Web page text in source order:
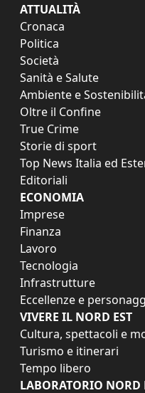
ATTUALITÀ
Cronaca
Politica
Società
Sanità e Salute
Ambiente e
Oltre il Confine
True Crime
Storie di sport
Top News Italia ed
Editoriali
ECONOMIA
Imprese
Finanza
Lavoro
Tecnologia
Infrastrutture
Eccellenze e
VIVERE IL NORD EST
Cultura, spettacoli e
Turismo e itinerari
Tempo libero
LABORATORIO NORD